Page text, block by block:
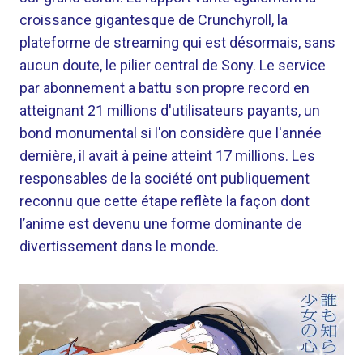
croissance gigantesque de Crunchyroll, la
plateforme de streaming qui est désormais, sans
aucun doute, le pilier central de Sony. Le service
par abonnement a battu son propre record en
atteignant 21 millions d'utilisateurs payants, un
bond monumental si l'on considère que l'année
dernière, il avait à peine atteint 17 millions. Les
responsables de la société ont publiquement
reconnu que cette étape reflète la façon dont
l’anime est devenu une forme dominante de
divertissement dans le monde.